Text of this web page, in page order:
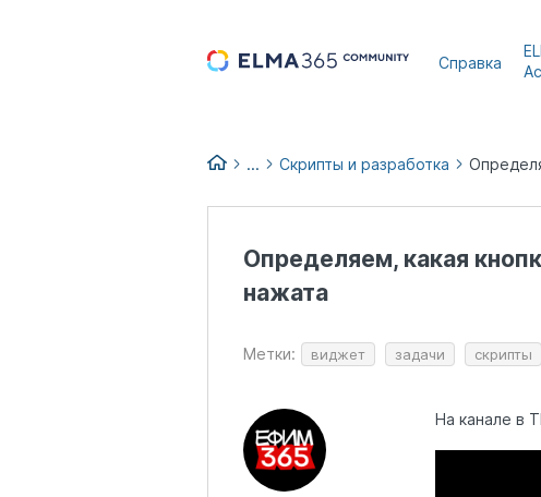
Справка
...
База знаний по продуктам
Скрипты и разработка
Определяем, какая
нажата
Метки: виджет задачи скрипты
На канале в